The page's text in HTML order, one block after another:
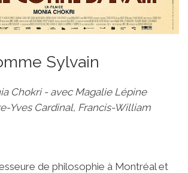
Sylvain
Chokri - avec Magalie Lépine
Yves Cardinal, Francis-William
de philosophie à Montréal et